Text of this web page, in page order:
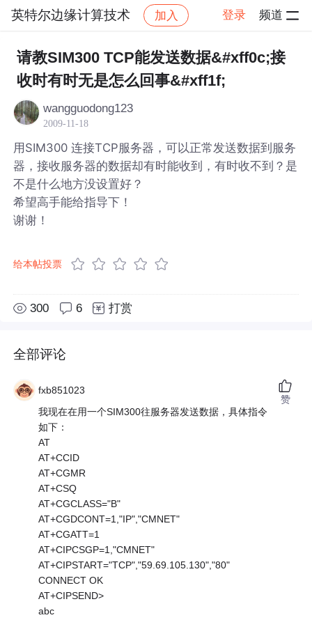
英特尔边缘计算技术 加入 登录 频道
社区 英特尔边缘计算技术 帖子详情
请教SIM300 TCP能发送数据&#xff0c;接
收时有时无是怎么回事&#xff1f;
wangguodong123
2009-11-18
用SIM300 连接TCP服务器，可以正常发送数据到服务
器，接收服务器的数据却有时能收到，有时收不到？是
不是什么地方没设置好？
希望高手能给指导下！
谢谢！
给本帖投票
300 6 打赏
全部评论
fxb851023
我现在在用一个SIM300往服务器发送数据，具体指令
如下：
AT
AT+CCID
AT+CGMR
AT+CSQ
AT+CGCLASS="B"
AT+CGDCONT=1,"IP","CMNET"
AT+CGATT=1
AT+CIPCSGP=1,"CMNET"
AT+CIPSTART="TCP","59.69.105.130","80"
CONNECT OK
AT+CIPSEND>
abc
赞